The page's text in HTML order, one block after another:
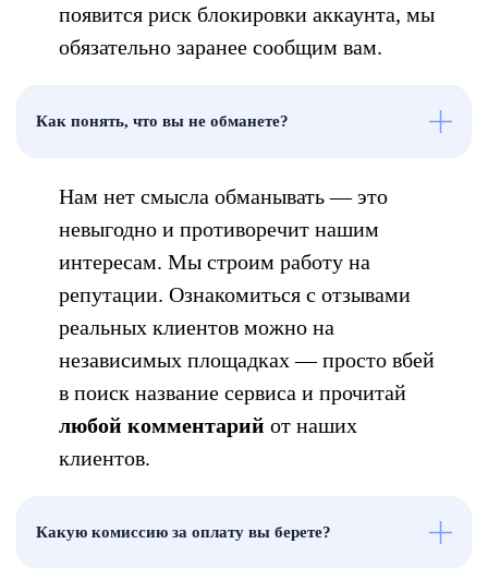
появится риск блокировки аккаунта, мы
обязательно заранее сообщим вам.
Как понять, что вы не обманете?
Нам нет смысла обманывать — это
невыгодно и противоречит нашим
интересам. Мы строим работу на
репутации. Ознакомиться с отзывами
реальных клиентов можно на
независимых площадках — просто вбей
в поиск название сервиса и прочитай
любой комментарий от наших
клиентов.
Какую комиссию за оплату вы берете?